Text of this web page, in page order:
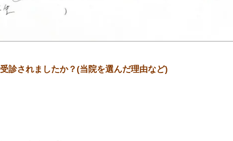
診されましたか？(当院を選んだ理由など)